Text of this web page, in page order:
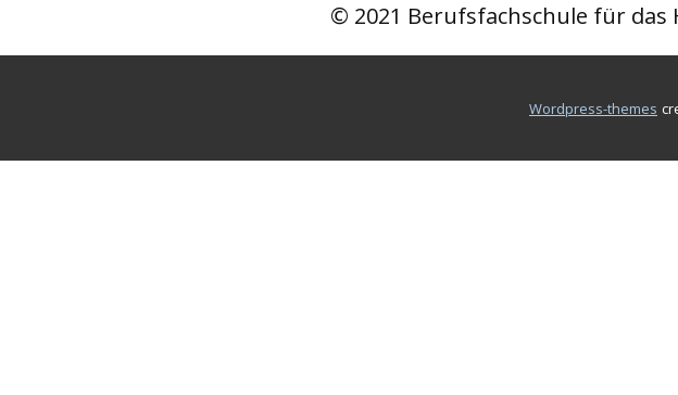
© 2021 Berufsfachschule für
wordpress-themes